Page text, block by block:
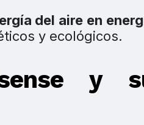
del aire en
y ecológicos.
y